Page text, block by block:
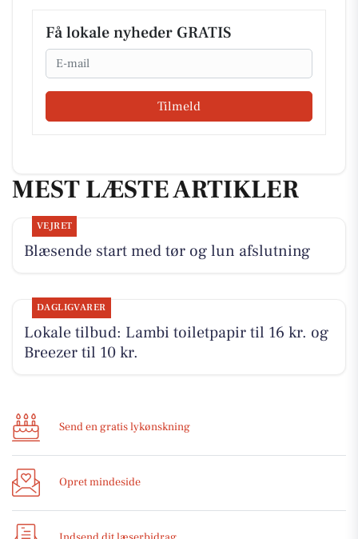
Få lokale nyheder GRATIS
Email
Tilmeld
MEST LÆSTE ARTIKLER
VEJRET
Blæsende start med tør og lun afslutning
DAGLIGVARER
Lokale tilbud: Lambi toiletpapir til 16 kr. og
Breezer til 10 kr.
Send en gratis lykønskning
Opret mindeside